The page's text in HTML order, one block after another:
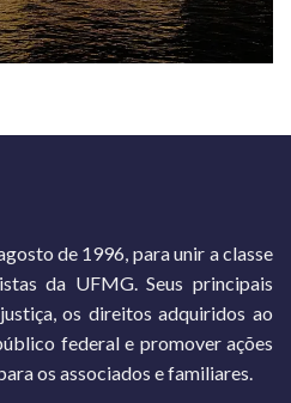
de 1996, para unir a classe
da UFMG. Seus principais
os direitos adquiridos ao
federal e promover ações
os associados e familiares.